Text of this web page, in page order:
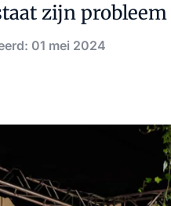
zijn
01 mei 2024